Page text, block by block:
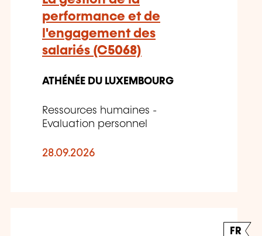
performance et de
l'engagement des
salariés (C5068)
ATHÉNÉE DU LUXEMBOURG
Ressources humaines -
Evaluation personnel
28.09.2026
FR